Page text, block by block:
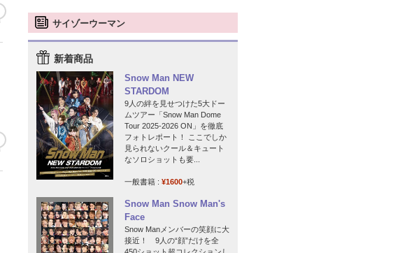
サイゾーウーマン
新着商品
Snow Man NEW
STARDOM
9人の絆を見せつけた5大ドー
ムツアー「Snow Man Dome
Tour 2025-2026 ON」を徹底
フォトレポート！ ここでしか
見られないクール＆キュート
なソロショットも要...
一般書籍 : ¥1600+税
Snow Man Snow Man's
Face
Snow Manメンバーの笑顔に大
接近！ 9人の“顔”だけを全